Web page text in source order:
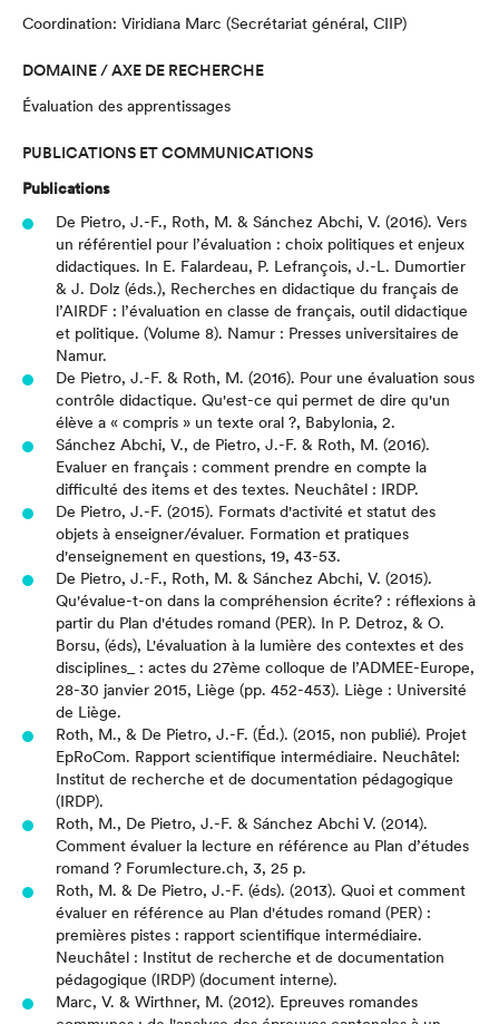
Coordination: Viridiana Marc (Secrétariat général, CIIP)
DOMAINE / AXE DE RECHERCHE
Évaluation des apprentissages
PUBLICATIONS ET COMMUNICATIONS
Publications
De Pietro, J.-F., Roth, M. & Sánchez Abchi, V. (2016). Vers
un référentiel pour l’évaluation : choix politiques et enjeux
didactiques. In E. Falardeau, P. Lefrançois, J.-L. Dumortier
& J. Dolz (éds.), Recherches en didactique du français de
l’AIRDF : l’évaluation en classe de français, outil didactique
et politique. (Volume 8). Namur : Presses universitaires de
Namur.
De Pietro, J.-F. & Roth, M. (2016). Pour une évaluation sous
contrôle didactique. Qu'est-ce qui permet de dire qu'un
élève a « compris » un texte oral ?, Babylonia, 2.
Sánchez Abchi, V., de Pietro, J.-F. & Roth, M. (2016).
Evaluer en français : comment prendre en compte la
difficulté des items et des textes. Neuchâtel : IRDP.
De Pietro, J.-F. (2015). Formats d'activité et statut des
objets à enseigner/évaluer. Formation et pratiques
d'enseignement en questions, 19, 43-53.
De Pietro, J.-F., Roth, M. & Sánchez Abchi, V. (2015).
Qu'évalue-t-on dans la compréhension écrite? : réflexions à
partir du Plan d'études romand (PER). In P. Detroz, & O.
Borsu, (éds), L'évaluation à la lumière des contextes et des
disciplines_ : actes du 27ème colloque de l’ADMEE-Europe,
28-30 janvier 2015, Liège (pp. 452-453). Liège : Université
de Liège.
Roth, M., & De Pietro, J.-F. (Éd.). (2015, non publié). Projet
EpRoCom. Rapport scientifique intermédiaire. Neuchâtel:
Institut de recherche et de documentation pédagogique
(IRDP).
Roth, M., De Pietro, J.-F. & Sánchez Abchi V. (2014).
Comment évaluer la lecture en référence au Plan d’études
romand ? Forumlecture.ch, 3, 25 p.
Roth, M. & De Pietro, J.-F. (éds). (2013). Quoi et comment
évaluer en référence au Plan d'études romand (PER) :
premières pistes : rapport scientifique intermédiaire.
Neuchâtel : Institut de recherche et de documentation
pédagogique (IRDP) (document interne).
Marc, V. & Wirthner, M. (2012). Epreuves romandes